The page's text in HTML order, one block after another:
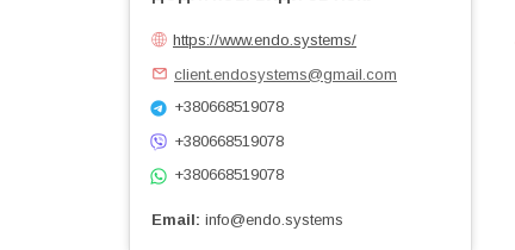
https://www.endo.systems/
client.endosystems@gmail.com
+380668519078
+380668519078
+380668519078
Email info@endo.systems